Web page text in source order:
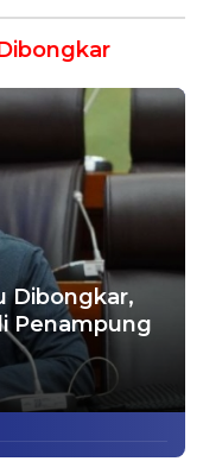
Dibongkar,
Penampung